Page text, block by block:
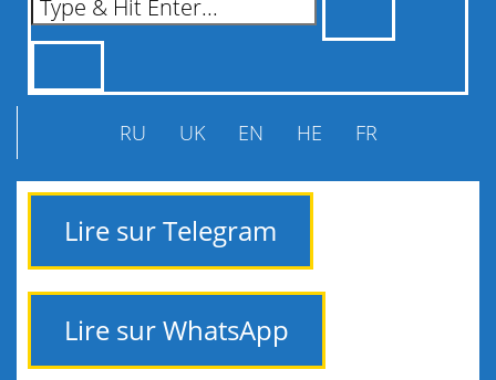
RU UK EN HE FR
Lire sur Telegram
Lire sur WhatsApp